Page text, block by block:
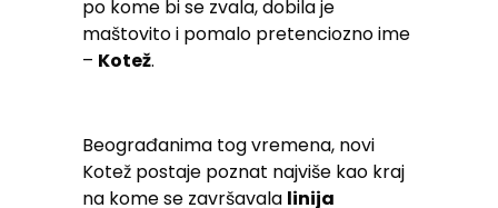
po kome bi se zvala, dobila je
maštovito i pomalo pretenciozno ime
– Kotež.
Beograđanima tog vremena, novi
Kotež postaje poznat najviše kao kraj
na kome se završavala linija